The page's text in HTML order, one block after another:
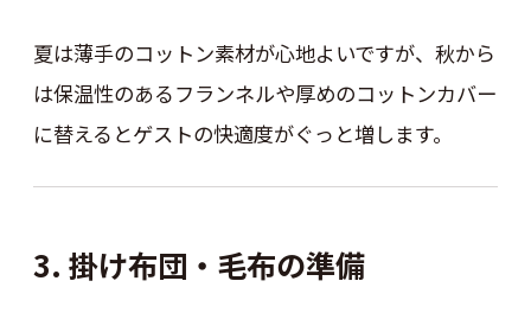
夏は薄手のコットン素材が心地よいですが、秋から
は保温性のあるフランネルや厚めのコットンカバー
に替えるとゲストの快適度がぐっと増します。
3. 掛け布団・毛布の準備